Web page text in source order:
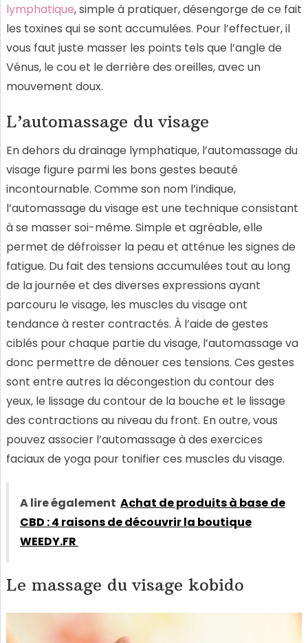
lymphatique, simple à pratiquer, désengorge de ce fait
les toxines qui se sont accumulées. Pour l’effectuer, il
vous faut juste masser les points tels que l’angle de
Vénus, le cou et le derrière des oreilles, avec un
mouvement doux.
L’automassage du visage
En dehors du drainage lymphatique, l’automassage du
visage figure parmi les bons gestes beauté
incontournable. Comme son nom l’indique,
l’automassage du visage est une technique consistant
à se masser soi-même. Simple et agréable, elle
permet de défroisser la peau et atténue les signes de
fatigue. Du fait des tensions accumulées tout au long
de la journée et des diverses expressions ayant
parcouru le visage, les muscles du visage ont
tendance à rester contractés. À l’aide de gestes
ciblés pour chaque partie du visage, l’automassage va
donc permettre de dénouer ces tensions. Ces gestes
sont entre autres la décongestion du contour des
yeux, le lissage du contour de la bouche et le lissage
des contractions au niveau du front. En outre, vous
pouvez associer l’automassage à des exercices
faciaux de yoga pour tonifier ces muscles du visage.
A lire également Achat de produits à base de
CBD : 4 raisons de découvrir la boutique
WEEDY.FR
Le massage du visage kobido